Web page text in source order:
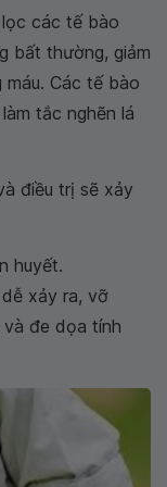
các tế bào
bất thường, giảm
Các tế bào
tắc nghẽn lá
điều trị sẽ xảy
huyết.
xảy ra, vỡ
đe dọa tính